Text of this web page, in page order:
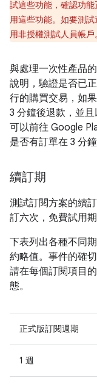
試這些功能，確認功
用這些功能。如要測
用非授權測試人員帳戶。
與處理一次性產品
說明，驗證是否已
行的購買交易，如
3 分鐘後退款，並
可以前往 Google
是否有訂單在 3 分鐘
續訂期
測試訂閱方案的續
訂六次，免費試用
下表列出各種不同
約略值。事件的確
請在每個訂閱項目
態。
正式版訂閱週期
1 週